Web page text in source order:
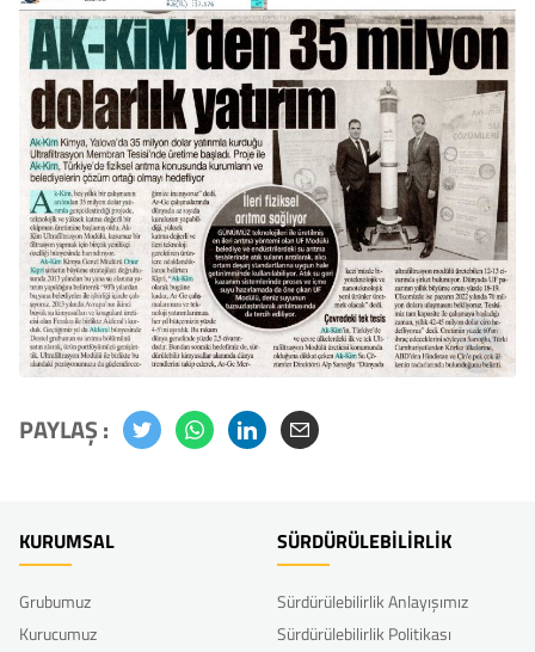
PAYLAŞ :
KURUMSAL
Grubumuz
Kurucumuz
SÜRDÜRÜLEBİLİRLİK
Sürdürülebilirlik Anlayışımız
Sürdürülebilirlik Politikası